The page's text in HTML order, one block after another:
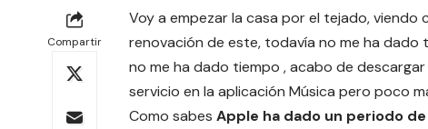
Compartir
Voy a empezar la casa por el tejado,
renovación de este, todavía no me ha dado
no me ha dado tiempo , acabo de
servicio en la aplicación Música pero poco
Como sabes Apple ha dado un periodo